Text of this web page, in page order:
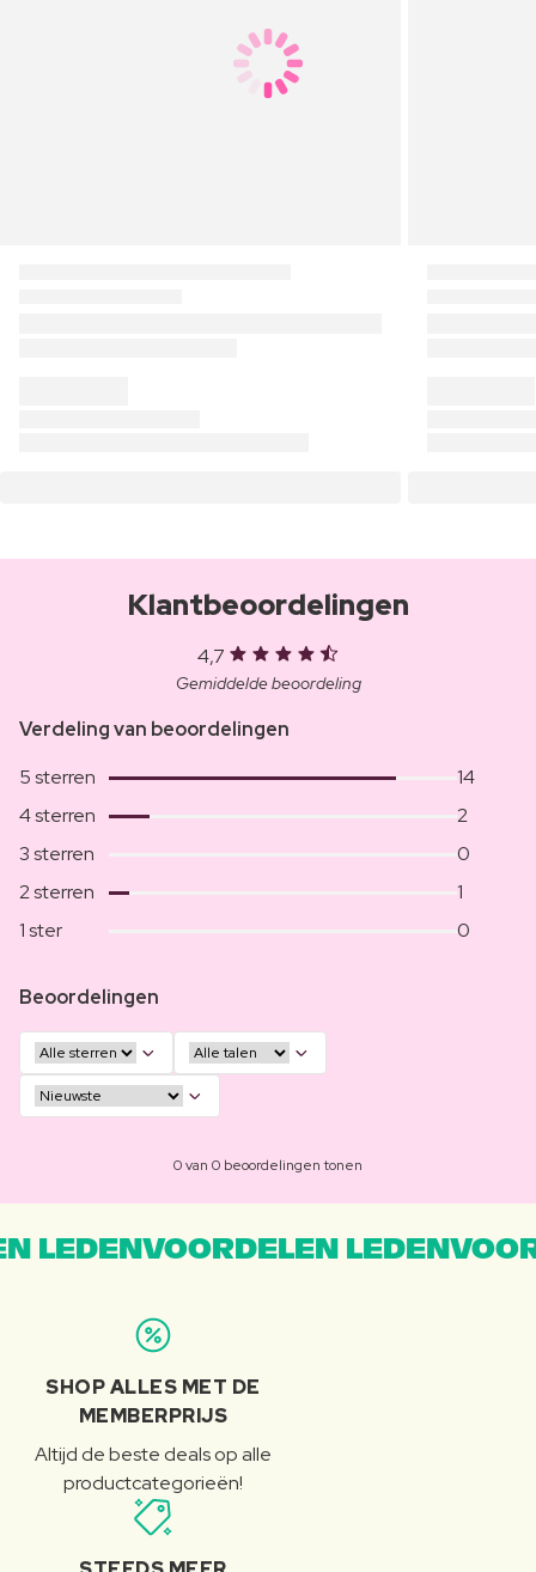
Klantbeoordelingen
4,7
Gemiddelde beoordeling
Verdeling van beoordelingen
5 sterren
14
4 sterren
2
3 sterren
0
2 sterren
1
1 ster
0
Beoordelingen
0 van 0 beoordelingen tonen
LEDENVOORDELEN
SHOP ALLES MET DE
MEMBERPRIJS
Altijd de beste deals op alle
productcategorieën!